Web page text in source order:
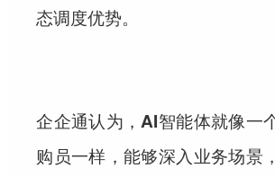
态调度优势。
企企通认为，AI智能体就像一
购员一样，能够深入业务场景